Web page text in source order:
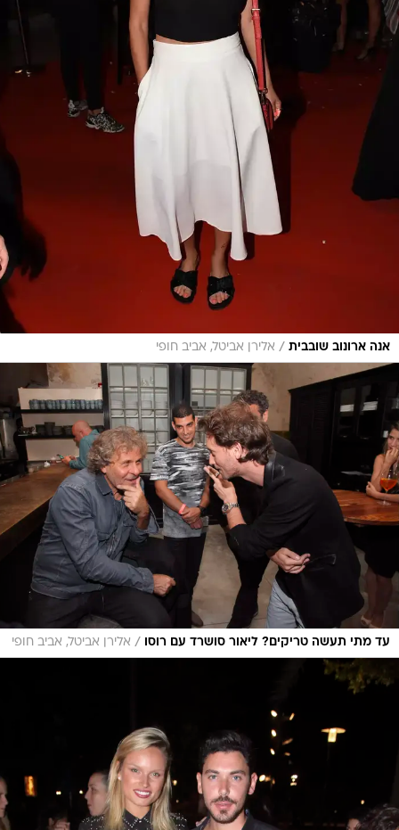
אנה ארונוב שובבית / אלירן אביטל, אביב חופי
עד מתי תעשה טריקים? ליאור סושרד עם רוסו / אלירן אביטל, אביב חופי